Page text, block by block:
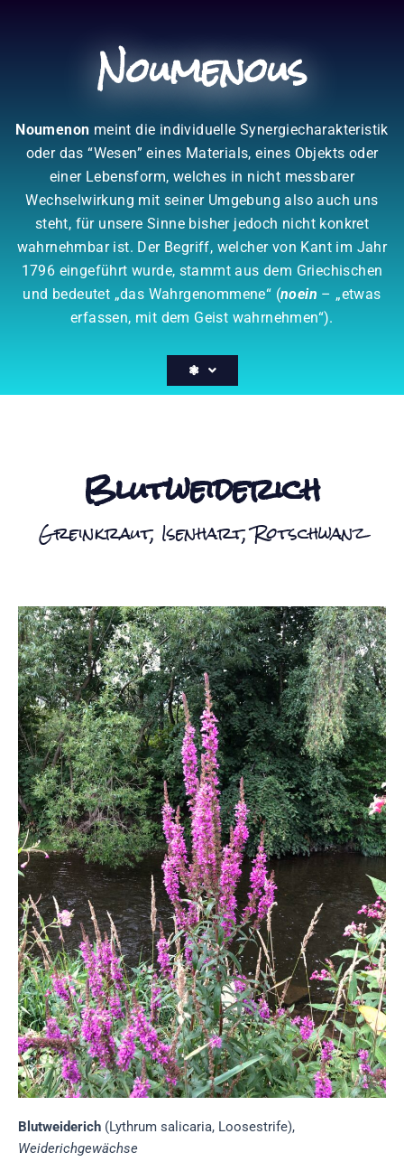
Noumenous
Noumenon meint die individuelle Synergiecharakteristik
oder das “Wesen” eines Materials, eines Objekts oder
einer Lebensform, welches in nicht messbarer
Wechselwirkung mit seiner Umgebung also auch uns
steht, für unsere Sinne bisher jedoch nicht konkret
wahrnehmbar ist. Der Begriff, welcher von Kant im Jahr
1796 eingeführt wurde, stammt aus dem Griechischen
und bedeutet „das Wahrgenommene“ (noein – „etwas
erfassen, mit dem Geist wahrnehmen“).
❃
Blutweiderich
Greinkraut, Isenhart, Rotschwanz
Blutweiderich (Lythrum salicaria, Loosestrife),
Weiderichgewächse